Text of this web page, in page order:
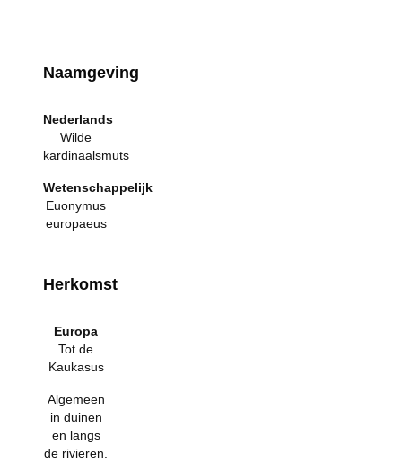
Naamgeving
Nederlands
Wilde
kardinaalsmuts
Wetenschappelijk
Euonymus
europaeus
Herkomst
Europa
Tot de
Kaukasus
Algemeen
in duinen
en langs
de rivieren.